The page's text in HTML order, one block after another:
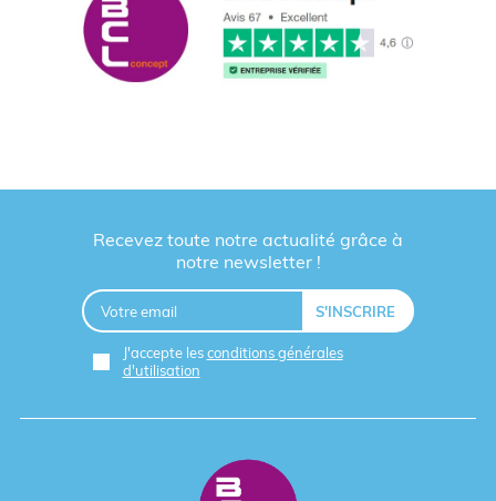
Recevez toute notre actualité grâce à
notre newsletter !
J'accepte lesconditions générales
d'utilisation